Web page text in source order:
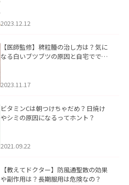
2023.12.12
【医師監修】稗粒腫の治し方は？気に
なる白いブツブツの原因と自宅ででき
2023.11.17
ビタミンCは朝つけちゃだめ？日焼け
やシミの原因になるってホント？
2021.09.22
【教えてドクター】防風通聖散の効果
や副作用は？長期服用は危険なの？